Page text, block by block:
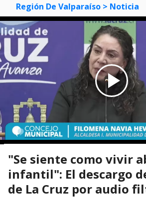
Región De Valparaíso > Noticia
"Se siente como vivir
infantil": El descargo
de La Cruz por audio